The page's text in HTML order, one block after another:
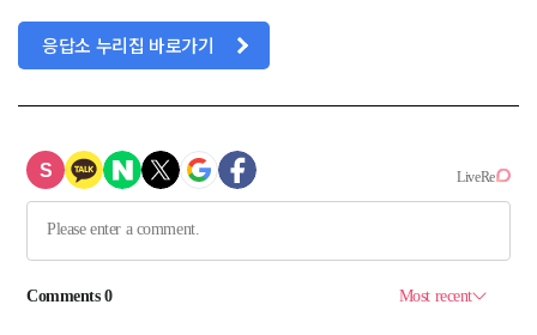
응답소 누리집 바로가기